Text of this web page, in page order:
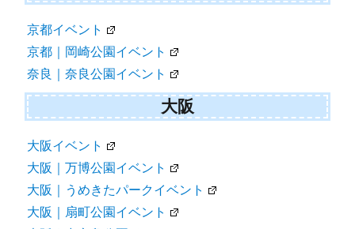
京都イベント
京都｜岡崎公園イベント
奈良｜奈良公園イベント
大阪
大阪イベント
大阪｜万博公園イベント
大阪｜うめきたパークイベント
大阪｜扇町公園イベント